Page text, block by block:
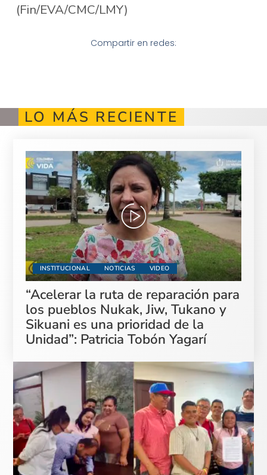
(Fin/EVA/CMC/LMY)
Compartir en redes:
LO MÁS RECIENTE
INSTITUCIONAL NOTICIAS VIDEO
“Acelerar la ruta de reparación para
los pueblos Nukak, Jiw, Tukano y
Sikuani es una prioridad de la
Unidad”: Patricia Tobón Yagarí